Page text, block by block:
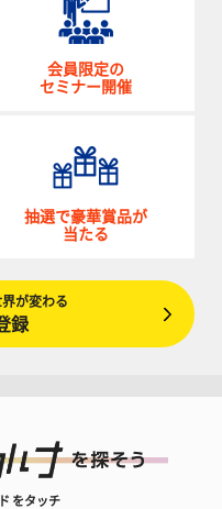
会員限定の
セミナー開催
抽選で豪華賞品が
当たる
が変わる
録
をタッチ